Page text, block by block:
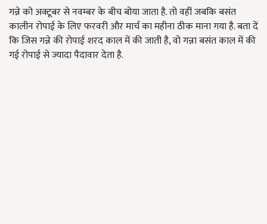
गन्ने को अक्टूबर से नवम्बर के बीच बोया जाता है. तो वहीं जबकि बसंत
कालीन रोपाई के लिए फरवरी और मार्च का महीना ठीक माना गया है. बता दें
कि जिस गन्ने की रोपाई शरद काल में की जाती है, वो गन्ना बसंत काल में की
गई रोपाई से ज्यादा पैदावार देता है.